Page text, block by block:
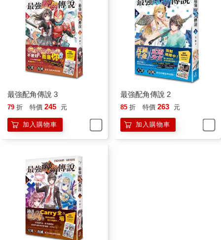
「——哎呀，現在的平民都吃得這麼寒酸嗎？」
申尚平背後突然響起一道銀鈴般的嗓音。
他皺眉轉頭，坐在他對面的李子璇則是一副如臨大敵般的表情。
出聲諷刺的，是一名華麗的少女。
金髮碧眼，容姿艷麗，兩鬢刻意做成誇張的縱卷造型，制服的衣
角則是用金銀絲線繡上花紋，手中握著精緻小巧的黑色摺扇，整
個人看起來彷彿正在閃閃發光。
「喲，真難得，司馬家的大小姐竟然有空跑來關心我們這些平民
啊？」
李子璇笑著說道，不過她的眼神毫無笑意。
勝過皇聖高中百分之九十九點九的人。司馬家不僅是貴族，同時
也是全國知名的大財閥，司馬幽蘭則在不久前被指定為下一任司
司馬幽蘭所屬的世界系統是反派千金，而她的人生也不負反派千
金之名，閃耀著令人無法直視的光芒。
「保護平民是貴族的義務。坐視同班同學過著營養不良的生活，
會令司馬家之名蒙羞，明天開始你就跟我一起用餐吧。」
司馬幽蘭中午不在一○一教室吃飯，而是前往學校特別安排的空教
室享用特製餐點。據說學校高層天天作陪，甚至還有議員與企業
主跑來攀關係，把大人之間的骯髒交易帶進了神聖的校園。
「請恕我拒絕。」
最強配角傳說 3
79 折 特價 245 元
加入購物車
最強配角傳說 2
85 折 特價 263 元
加入購物車